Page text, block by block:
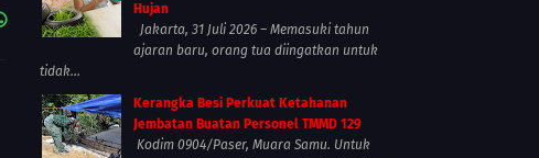
Hujan
Jakarta, 31 Juli 2026 – Memasuki tahun
ajaran baru, orang tua diingatkan untuk
tidak...
Kerangka Besi Perkuat Ketahanan
Jembatan Buatan Personel TMMD 129
Kodim 0904/Paser, Muara Samu. Untuk